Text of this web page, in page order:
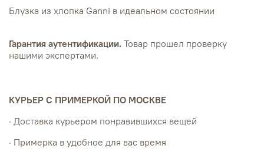
Блузка из хлопка Ganni в идеальном состоянии
Гарантия аутентификации. Товар прошел проверку
нашими экспертами.
КУРЬЕР С ПРИМЕРКОЙ ПО МОСКВЕ
· Доставка курьером понравившихся вещей
· Примерка в удобное для вас время